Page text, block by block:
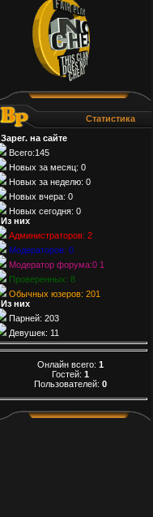
Статистика
Зарег. на сайте
Всего:145
Новых за месяц: 0
Новых за неделю: 0
Новых вчера: 0
Новых сегодня: 0
Из них
Администраторов: 2
Модераторов: 0
Модератор форума:0 1
Проверенных: 8
Обычных юзеров: 201
Из них
Парней: 203
Девушек: 11
Онлайн всего: 1
Гостей: 1
Пользователей: 0